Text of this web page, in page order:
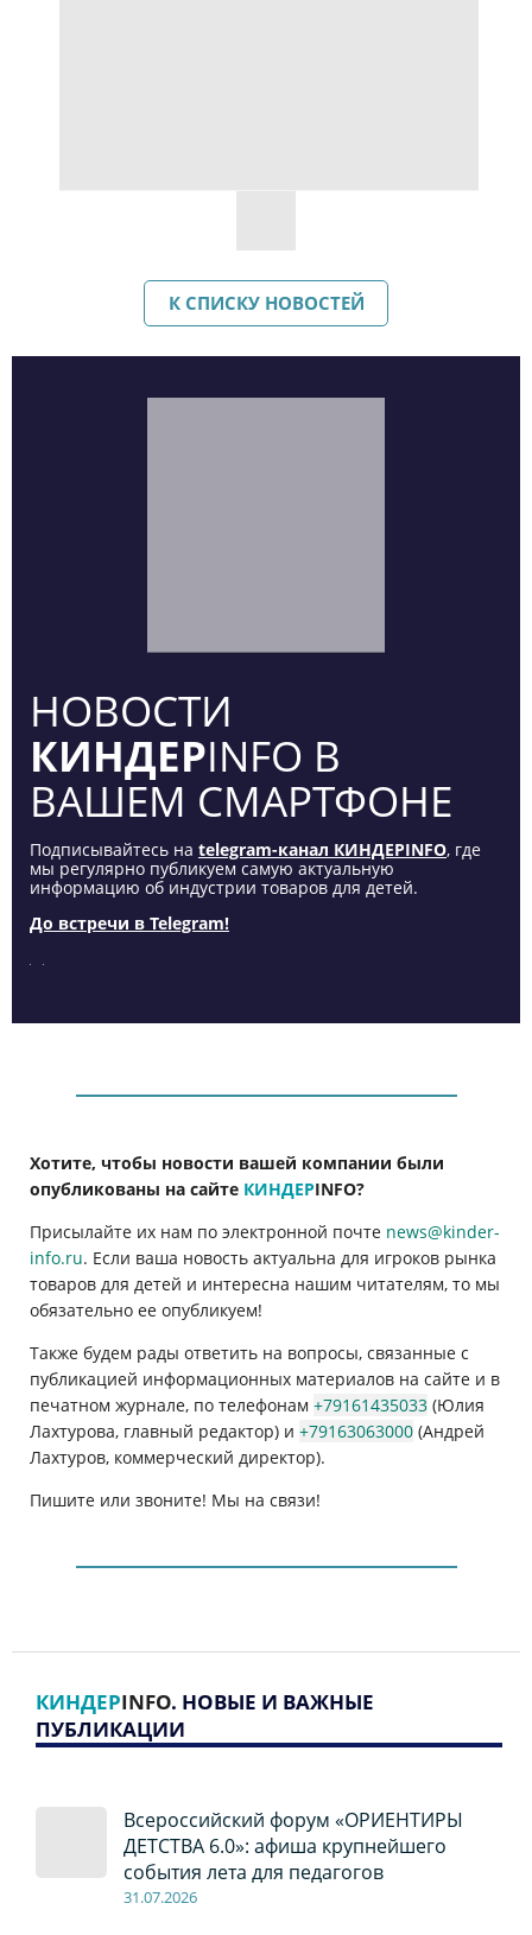
К СПИСКУ НОВОСТЕЙ
НОВОСТИ
КИНДЕРINFO В
ВАШЕМ СМАРТФОНЕ
Подписывайтесь на telegram-канал КИНДЕРINFO, где
мы регулярно публикуем самую актуальную
информацию об индустрии товаров для детей.
До встречи в Telegram!
Хотите, чтобы новости вашей компании были
опубликованы на сайте КИНДЕРINFO?
Присылайте их нам по электронной почте news@kinder-
info.ru. Если ваша новость актуальна для игроков рынка
товаров для детей и интересна нашим читателям, то мы
обязательно ее опубликуем!
Также будем рады ответить на вопросы, связанные с
публикацией информационных материалов на сайте и в
печатном журнале, по телефонам +79161435033 (Юлия
Лахтурова, главный редактор) и +79163063000 (Андрей
Лахтуров, коммерческий директор).
Пишите или звоните! Мы на связи!
КИНДЕРINFO. НОВЫЕ И ВАЖНЫЕ
ПУБЛИКАЦИИ
Всероссийский форум «ОРИЕНТИРЫ
ДЕТСТВА 6.0»: афиша крупнейшего
события лета для педагогов
31.07.2026